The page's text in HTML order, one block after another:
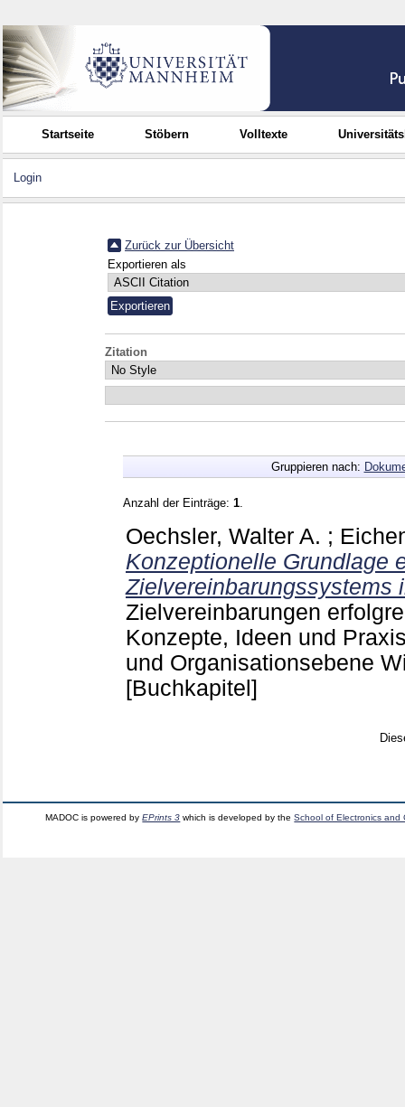
Startseite Stöbern Volltexte
Login
Zurück zur Übersicht
Exportieren als
Zitation
Gruppieren nach:
Anzahl der Einträge: 1
Oechsler, Walter A. ;
Konzeptionelle Grundlage
Zielvereinbarungssystems
Zielvereinbarungen
Konzepte, Ideen und
und Organisationsebene
[Buchkapitel]
MADOC is powered byEPrints 3 which is developed by theSchool of Electronics and